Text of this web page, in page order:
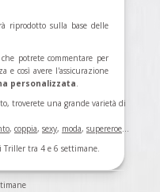
riprodotto sulla base delle
potrete commentare per
e così avere l'assicurazione
personalizzata.
troverete una grande varietà di
, coppia, sexy, moda, supereroe...
Triller tra 4 e 6 settimane.